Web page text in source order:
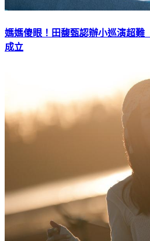
媽媽傻眼！田馥甄認辦小巡演超
成立